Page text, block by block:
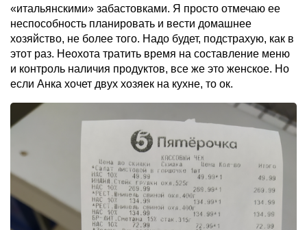
«итальянскими» забастовками. Я просто отмечаю ее
неспособность планировать и вести домашнее
хозяйство, не более того. Надо будет, подстрахую, как в
этот раз. Неохота тратить время на составление меню
и контроль наличия продуктов, все же это женское. Но
если Анка хочет двух хозяек на кухне, то ок.